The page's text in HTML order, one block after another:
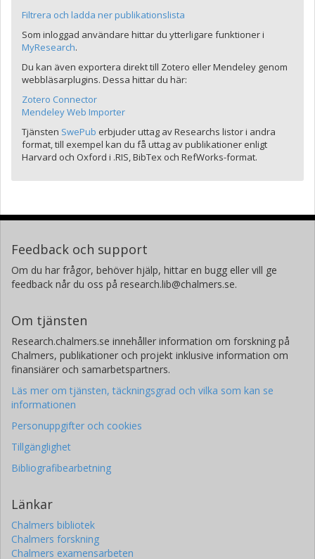
Filtrera och ladda ner publikationslista
Som inloggad användare hittar du ytterligare funktioner i
MyResearch.
Du kan även exportera direkt till Zotero eller Mendeley genom
webbläsarplugins. Dessa hittar du här:
Zotero Connector
Mendeley Web Importer
Tjänsten SwePub erbjuder uttag av Researchs listor i andra
format, till exempel kan du få uttag av publikationer enligt
Harvard och Oxford i .RIS, BibTex och RefWorks-format.
Feedback och support
Om du har frågor, behöver hjälp, hittar en bugg eller vill ge
feedback når du oss på research.lib@chalmers.se.
Om tjänsten
Research.chalmers.se innehåller information om forskning på
Chalmers, publikationer och projekt inklusive information om
finansiärer och samarbetspartners.
Läs mer om tjänsten, täckningsgrad och vilka som kan se
informationen
Personuppgifter och cookies
Tillgänglighet
Bibliografibearbetning
Länkar
Chalmers bibliotek
Chalmers forskning
Chalmers examensarbeten